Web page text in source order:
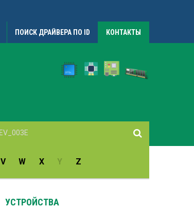
ПОИСК ДРАЙВЕРА ПО ID КОНТАКТЫ
V W X Y Z
УСТРОЙСТВА